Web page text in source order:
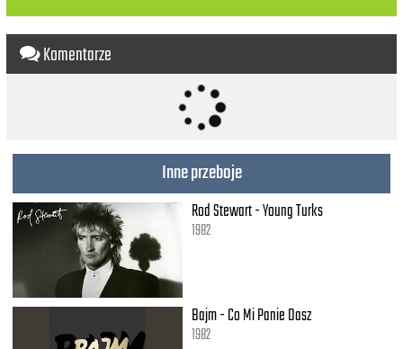
We're waiting for the twilight
We're dancing in the moonlight
And burning in the sunlight
'Cause you are and me are
Sunlight
We're waiting for the twilight
We're dancing in the moonlight
And burning in the sunlight
'Cause you and me are
Komentarze
Inne przeboje
Rod Stewart - Young Turks
1982
Bajm - Co Mi Panie Dasz
1982